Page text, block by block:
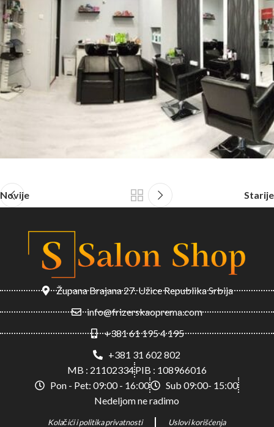
Novije Starije
Župana Brajana 27. Užice Republika Srbija
info@frizerskaoprema.com
+381 61 195 4 195
+381 31 602 802
MB : 21102334PIB : 108966016
Pon - Pet: 09:00 - 16:00
Sub 09:00- 15:00
Nedeljom ne radimo
Kolačići i politika privatnosti Uslovi korišćenja